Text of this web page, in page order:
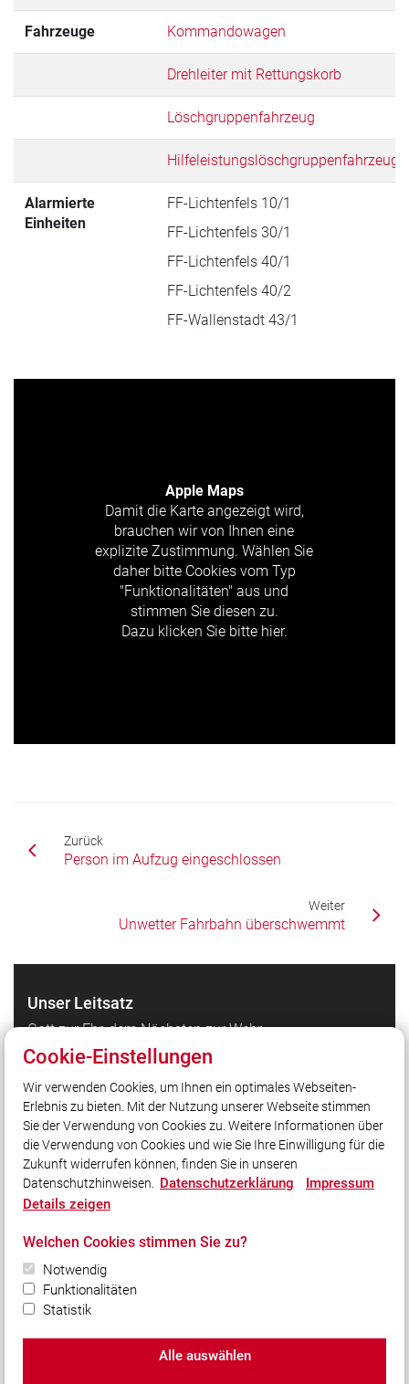
Fahrzeuge Kommandowagen
Drehleiter mit Rettungskorb
Löschgruppenfahrzeug
Hilfeleistungslöschgruppenfahrzeug
Alarmierte
Einheiten
FF-Lichtenfels 10/1
FF-Lichtenfels 30/1
FF-Lichtenfels 40/1
FF-Lichtenfels 40/2
FF-Wallenstadt 43/1
Apple Maps
Damit die Karte angezeigt wird,
brauchen wir von Ihnen eine
explizite Zustimmung. Wählen Sie
daher bitte Cookies vom Typ
"Funktionalitäten" aus und
stimmen Sie diesen zu.
Dazu klicken Sie bitte hier.
Zurück
Person im Aufzug eingeschlossen
Weiter
Unwetter Fahrbahn überschwemmt
Unser Leitsatz
Gott zur Ehr, dem Nächsten zur Wehr.
Gemeinsam für Ihre Sicherheit.
Quicklinks
Über uns
Social Media
Bleiben Sie mit uns in Kontakt und vernetzen Sie sich
mit uns!
© 2026 Freiwillige Feuerwehr Lichtenfels e.V.
Cookie-Einstellungen
Wir verwenden Cookies, um Ihnen ein optimales Webseiten-
Erlebnis zu bieten. Mit der Nutzung unserer Webseite stimmen
Sie der Verwendung von Cookies zu. Weitere Informationen über
die Verwendung von Cookies und wie Sie Ihre Einwilligung für die
Zukunft widerrufen können, finden Sie in unseren
Datenschutzhinweisen. Datenschutzerklärung
Impressum
Details zeigen
Welchen Cookies stimmen Sie zu?
Notwendig
Funktionalitäten
Statistik
Alle auswählen